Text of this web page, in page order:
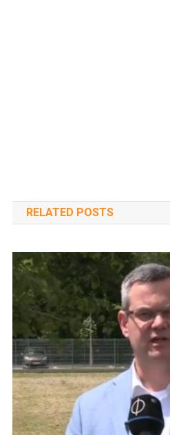
RELATED POSTS